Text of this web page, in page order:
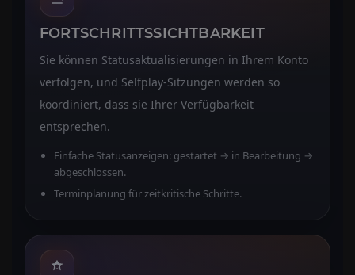
FORTSCHRITTSSICHTBARKEIT
Sie können Statusaktualisierungen in Ihrem Konto
verfolgen, und Selfplay-Sitzungen werden so
koordiniert, dass sie Ihrer Verfügbarkeit
entsprechen.
Einfache Statusanzeigen: gestartet → in Bearbeitung →
abgeschlossen.
Terminplanung für zeitkritische Schritte.